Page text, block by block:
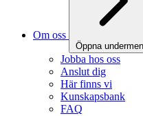
Om oss
Öppna
Jobba hos oss
Anslut dig
Här finns vi
Kunskapsbank
FAQ